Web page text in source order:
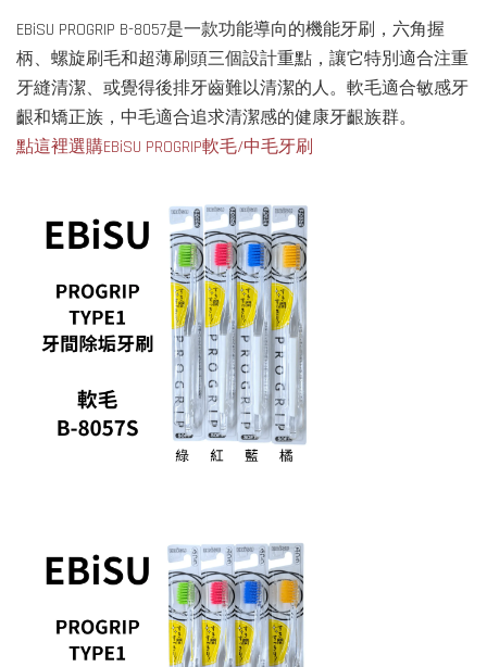
EBiSU PROGRIP B-8057是一款功能導向的機能牙刷，六角握
柄、螺旋刷毛和超薄刷頭三個設計重點，讓它特別適合注重
牙縫清潔、或覺得後排牙齒難以清潔的人。軟毛適合敏感牙
齦和矯正族，中毛適合追求清潔感的健康牙齦族群。
點這裡選購EBiSU PROGRIP軟毛/中毛牙刷